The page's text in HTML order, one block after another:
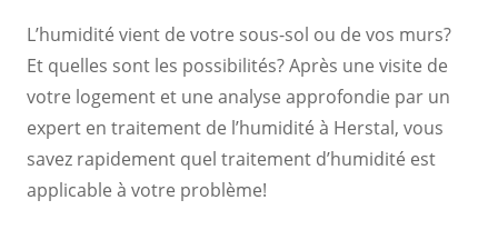
L’humidité vient de votre sous-sol ou de vos murs?
Et quelles sont les possibilités? Après une visite de
votre logement et une analyse approfondie par un
expert en traitement de l’humidité à Herstal, vous
savez rapidement quel traitement d’humidité est
applicable à votre problème!